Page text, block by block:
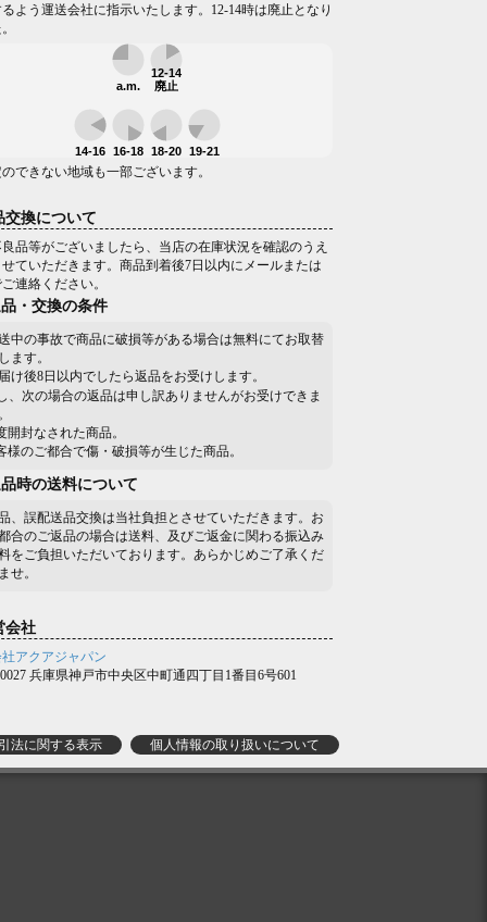
よう運送会社に指示いたします。12-14時は廃止となり
a.m.
12-14
廃止
14-16 16-18 18-20 19-21
できない地域も一部ございます。
交換について
品等がございましたら、当店の在庫状況を確認のうえ
ていただきます。商品到着後7日以内にメールまたは
連絡ください。
・交換の条件
中の事故で商品に破損等がある場合は無料にてお取替
ます。
け後8日以内でしたら返品をお受けします。
、次の場合の返品は申し訳ありませんがお受けできま
開封なされた商品。
様のご都合で傷・破損等が生じた商品。
時の送料について
、誤配送品交換は当社負担とさせていただきます。お
合のご返品の場合は送料、及びご返金に関わる振込み
をご負担いただいております。あらかじめご了承くだ
せ。
会社
アクアジャパン
兵庫県神戸市中央区中町通四丁目1番目6号601
個人情報の取り扱いについて
法に関する表示